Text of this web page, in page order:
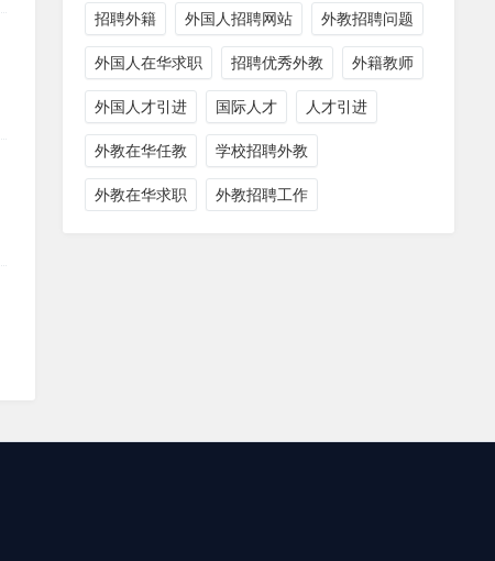
招聘外籍 外国人招聘网站 外教招聘问题
外国人在华求职 招聘优秀外教 外籍教师
外国人才引进 国际人才 人才引进
外教在华任教 学校招聘外教
外教在华求职 外教招聘工作